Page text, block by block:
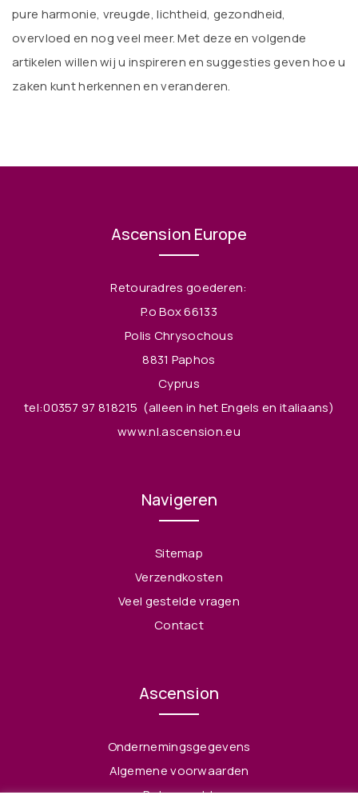
pure harmonie, vreugde, lichtheid, gezondheid,
overvloed en nog veel meer. Met deze en volgende
artikelen willen wij u inspireren en suggesties geven hoe u
zaken kunt herkennen en veranderen.
Ascension Europe
Retouradres goederen:
P.o Box 66133
Polis Chrysochous
8831 Paphos
Cyprus
tel:00357 97 818215 (alleen in het Engels en italiaans)
www.nl.ascension.eu
Navigeren
Sitemap
Verzendkosten
Veel gestelde vragen
Contact
Ascension
Ondernemingsgegevens
Algemene voorwaarden